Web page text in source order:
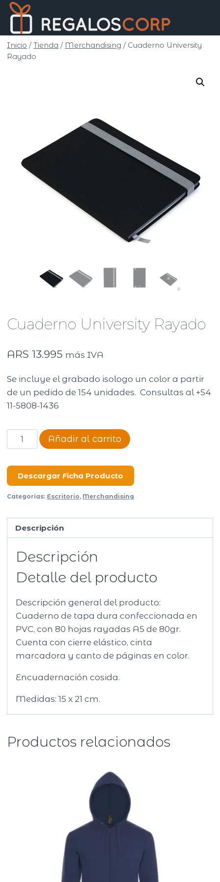
Saltar
contenido
Inicio / Tienda / Merchandising / Cuaderno University
Rayado
Cuaderno University Rayado
ARS 13.995 más IVA
Se incluye el grabado isologo un color a partir
de un pedido de 154 unidades. Consultas al +54
11-5808-1436
Cuaderno
University
cantidad
Añadir al carrito
Descargar Ficha Producto
Categorías: Escritorio, Merchandising
Descripción
Descripción
Detalle del producto
Descripción general del producto:
Cuaderno de tapa dura confeccionada en
PVC, con 80 hojas rayadas A5 de 80gr.
Cuenta con cierre elástico, cinta
marcadora y canto de páginas en color.
Encuadernación cosida.
Medidas: 15 x 21 cm.
Productos relacionados